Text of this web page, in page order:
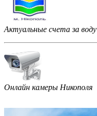
Актуальные счета за воду
Онлайн камеры Никополя